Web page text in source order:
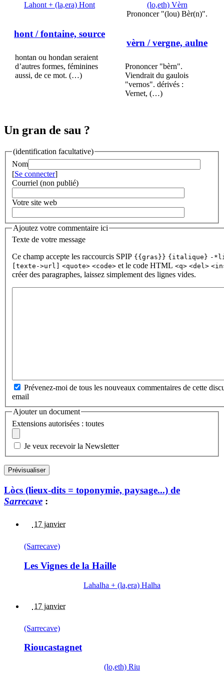
Lahont + (la,era) Hont
hont / fontaine, source
hontan ou hondan seraient
d’autres formes, féminines
aussi, de ce mot. (…)
(lo,eth) Vèrn
Prononcer "(lou) Bèr(n)".
vèrn / vergne, aulne
Prononcer "bèrn".
Viendrait du gaulois
"vernos". dérivés :
Vernet, (…)
Un gran de sau ?
(identification facultative)
Nom
[Se connecter]
Courriel (non publié)
Votre site web
Ajoutez votre commentaire ici
Texte de votre message
Ce champ accepte les raccourcis SPIP {{gras}} {italique} -
[texte->url]
<quote> <code> et le code HTML <q> <del>
créer des paragraphes, laissez simplement des lignes vides.
Prévenez-moi de tous les nouveaux commentaires de cette
email
Ajouter un document
Extensions autorisées : toutes
Je veux recevoir la Newsletter
Lòcs (lieux-dits = toponymie, paysage...) de
Sarrecave :
17 janvier
(Sarrecave)
Les Vignes de la Haille
Lahalha + (la,era) Halha
17 janvier
(Sarrecave)
Rioucastagnet
(lo,eth) Riu